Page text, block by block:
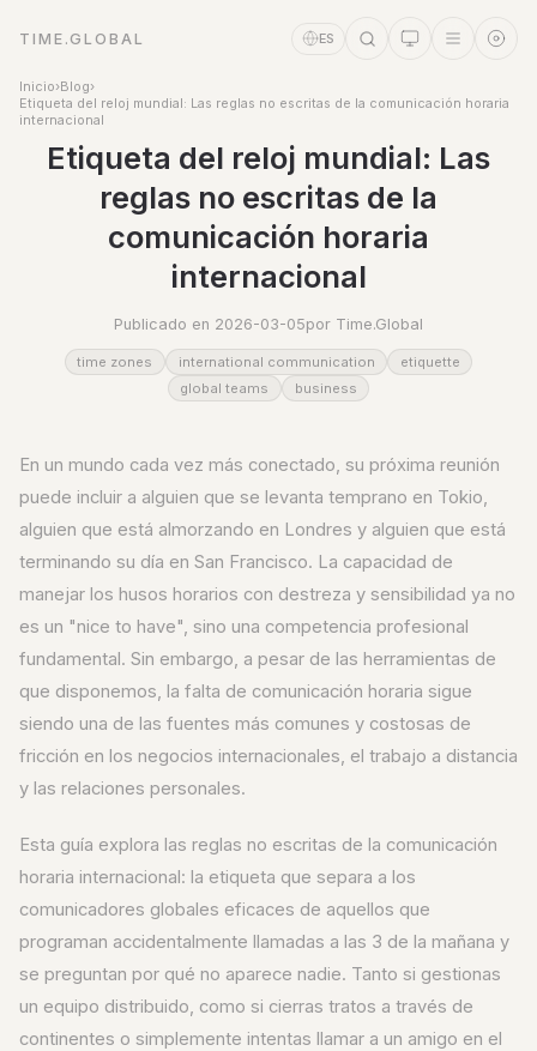
TIME.GLOBAL ES
Inicio›Blog›
Etiqueta del reloj mundial: Las reglas no escritas de la comunicación horaria
internacional
Etiqueta del reloj mundial: Las
reglas no escritas de la
comunicación horaria
internacional
Publicado en 2026-03-05por Time.Global
time zones international communication
etiquette
global teams
business
En un mundo cada vez más conectado, su próxima reunión
puede incluir a alguien que se levanta temprano en Tokio,
alguien que está almorzando en Londres y alguien que está
terminando su día en San Francisco. La capacidad de
manejar los husos horarios con destreza y sensibilidad ya no
es un "nice to have", sino una competencia profesional
fundamental. Sin embargo, a pesar de las herramientas de
que disponemos, la falta de comunicación horaria sigue
siendo una de las fuentes más comunes y costosas de
fricción en los negocios internacionales, el trabajo a distancia
y las relaciones personales.
Esta guía explora las reglas no escritas de la comunicación
horaria internacional: la etiqueta que separa a los
comunicadores globales eficaces de aquellos que
programan accidentalmente llamadas a las 3 de la mañana y
se preguntan por qué no aparece nadie. Tanto si gestionas
un equipo distribuido, como si cierras tratos a través de
continentes o simplemente intentas llamar a un amigo en el
Asistente de tiempo
Online